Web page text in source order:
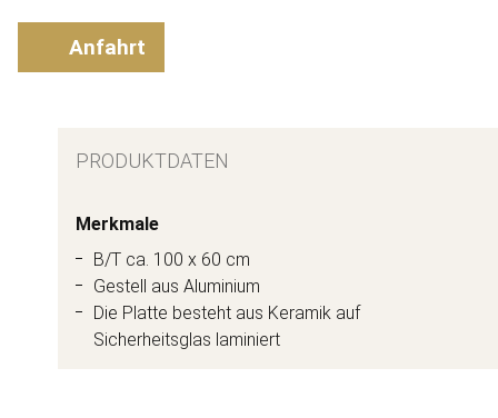
Anfahrt
PRODUKTDATEN
Merkmale
B/T ca. 100 x 60 cm
Gestell aus Aluminium
Die Platte besteht aus Keramik auf
Sicherheitsglas laminiert